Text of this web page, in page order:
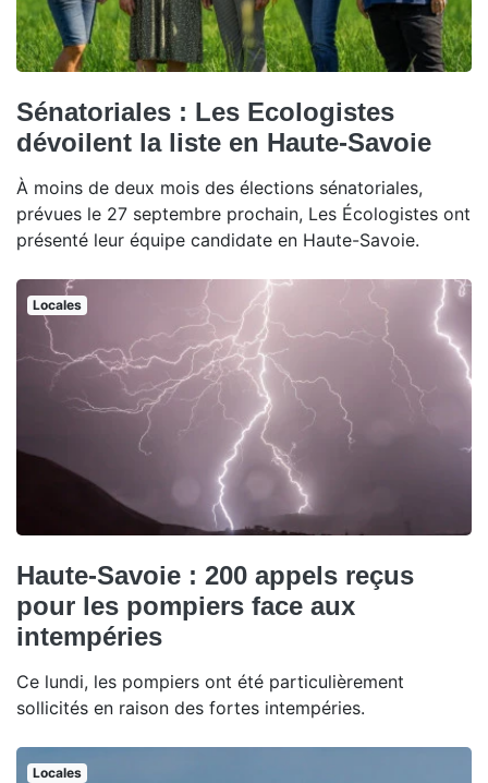
Sénatoriales : Les Ecologistes
dévoilent la liste en Haute-Savoie
À moins de deux mois des élections sénatoriales,
prévues le 27 septembre prochain, Les Écologistes ont
présenté leur équipe candidate en Haute-Savoie.
Locales
Haute-Savoie : 200 appels reçus
pour les pompiers face aux
intempéries
Ce lundi, les pompiers ont été particulièrement
sollicités en raison des fortes intempéries.
Locales